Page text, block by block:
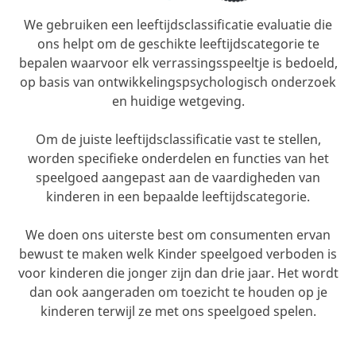
We gebruiken een leeftijdsclassificatie evaluatie die
ons helpt om de geschikte leeftijdscategorie te
bepalen waarvoor elk verrassingsspeeltje is bedoeld,
op basis van ontwikkelingspsychologisch onderzoek
en huidige wetgeving.
Om de juiste leeftijdsclassificatie vast te stellen,
worden specifieke onderdelen en functies van het
speelgoed aangepast aan de vaardigheden van
kinderen in een bepaalde leeftijdscategorie.
We doen ons uiterste best om consumenten ervan
bewust te maken welk Kinder speelgoed verboden is
voor kinderen die jonger zijn dan drie jaar. Het wordt
dan ook aangeraden om toezicht te houden op je
kinderen terwijl ze met ons speelgoed spelen.